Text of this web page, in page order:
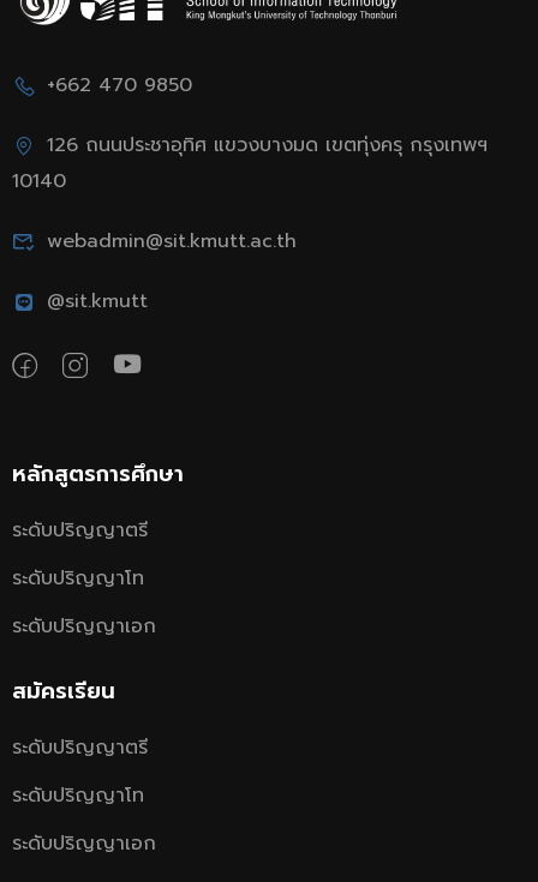
+662 470 9850
126 ถนนประชาอุทิศ แขวงบางมด เขตทุ่งครุ กรุงเทพฯ
10140
webadmin@sit.kmutt.ac.th
@sit.kmutt
หลักสูตรการศึกษา
ระดับปริญญาตรี
ระดับปริญญาโท
ระดับปริญญาเอก
สมัครเรียน
ระดับปริญญาตรี
ระดับปริญญาโท
ระดับปริญญาเอก